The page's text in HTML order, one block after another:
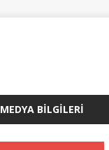
MEDYA BİLGİLERİ